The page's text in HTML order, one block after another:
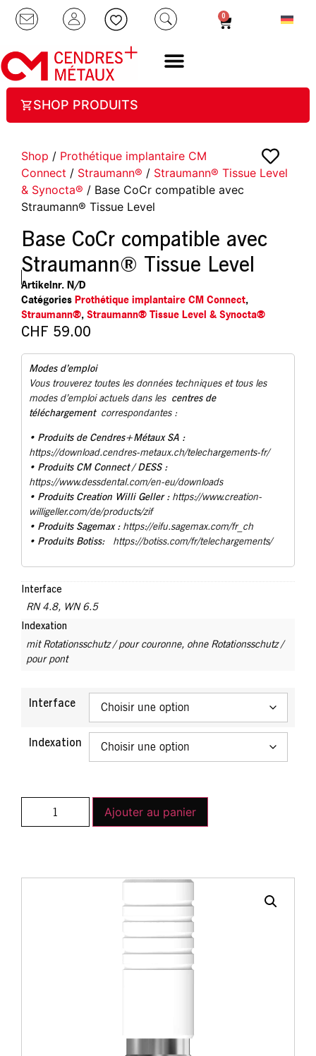
0
SHOP PRODUITS
Shop / Prothétique implantaire CM
Connect / Straumann® / Straumann® Tissue Level
& Synocta® / Base CoCr compatible avec
Straumann® Tissue Level
Base CoCr compatible avec
Straumann® Tissue Level
Artikelnr. N/D
Catégories Prothétique implantaire CM Connect,
Straumann®, Straumann® Tissue Level & Synocta®
CHF 59.00
Modes d’emploi
Vous trouverez toutes les données techniques et tous les
modes d’emploi actuels dans les centres de
téléchargementcorrespondantes :
• Produits de Cendres+Métaux SA :
https://download.cendres-metaux.ch/telechargements-fr/
• Produits CM Connect / DESS :
https://www.dessdental.com/en-eu/downloads
• Produits Creation Willi Geller : https://www.creation-
willigeller.com/de/products/zif
• Produits Sagemax : https://eifu.sagemax.com/fr_ch
• Produits Botiss: https://botiss.com/fr/telechargements/
Interface
RN 4.8, WN 6.5
Indexation
mit Rotationsschutz / pour couronne, ohne Rotationsschutz /
pour pont
Interface
Indexation
Ajouter au panier